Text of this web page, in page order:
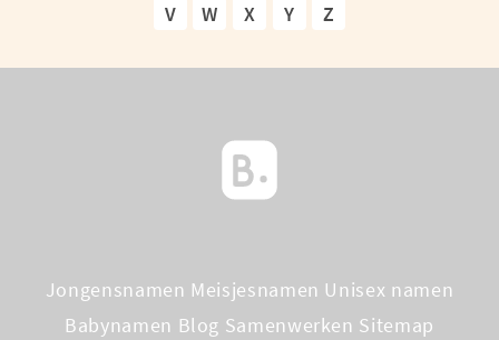
V
W X Y Z
Jongensnamen Meisjesnamen Unisex namen
Babynamen Blog Samenwerken Sitemap